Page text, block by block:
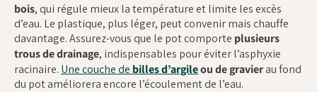
bois, qui régule mieux la température et limite les excès
d’eau. Le plastique, plus léger, peut convenir mais chauffe
davantage. Assurez-vous que le pot comporte plusieurs
trous de drainage, indispensables pour éviter l’asphyxie
racinaire. Une couche de billes d’argileou de gravierau fond
du pot améliorera encore l’écoulement de l’eau.